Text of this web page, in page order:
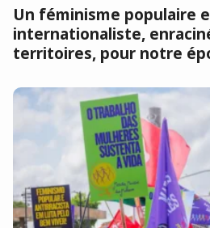
Un féminisme populaire
internationaliste,
territoires, pour notre